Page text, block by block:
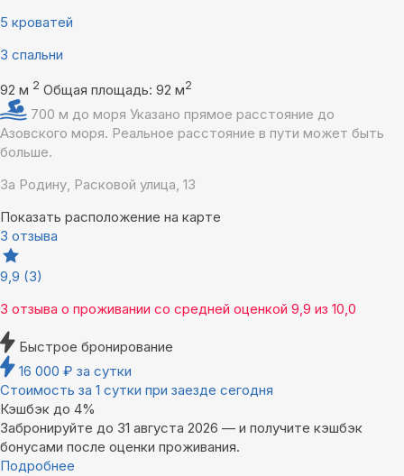
5 кроватей
3 спальни
92 м 2 Общая площадь: 92 м2
700 м до моря Указано прямое расстояние до
Азовского моря. Реальное расстояние в пути может быть
больше.
За Родину, Расковой улица, 13
Показать расположение на карте
3 отзыва
9,9 (3)
3 отзыва о проживании со средней оценкой 9,9 из 10,0
Быстрое бронирование
16 000 ₽ за сутки
Стоимость за 1 сутки при заезде сегодня
Кэшбэк до 4%
Забронируйте до 31 августа 2026 — и получите кэшбэк
бонусами после оценки проживания.
Подробнее